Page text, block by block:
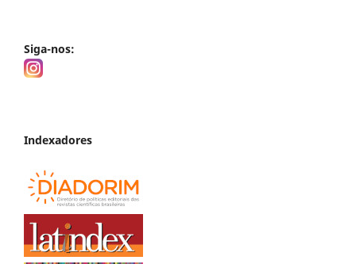
Siga-nos:
Indexadores